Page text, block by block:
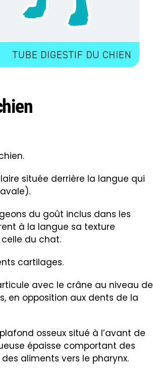
située derrière la langue qui
du goût inclus dans les
à la langue sa texture
du chat.
cartilages.
avec le crâne au niveau de
en opposition aux dents de la
osseux situé à l’avant de
épaisse comportant des
aliments vers le pharynx.